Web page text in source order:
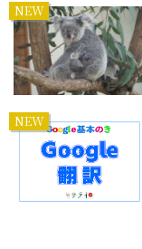
NEW
NEW